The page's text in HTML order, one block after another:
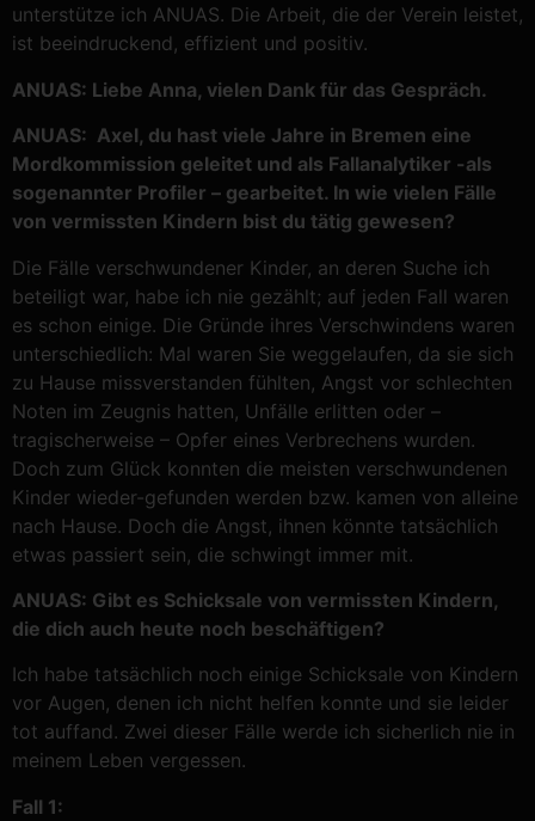
unterstütze ich ANUAS. Die Arbeit, die der Verein leistet,
ist beeindruckend, effizient und positiv.
ANUAS: Liebe Anna, vielen Dank für das Gespräch.
ANUAS: Axel, du hast viele Jahre in Bremen eine
Mordkommission geleitet und als Fallanalytiker -als
sogenannter Profiler – gearbeitet. In wie vielen Fälle
von vermissten Kindern bist du tätig gewesen?
Die Fälle verschwundener Kinder, an deren Suche ich
beteiligt war, habe ich nie gezählt; auf jeden Fall waren
es schon einige. Die Gründe ihres Verschwindens waren
unterschiedlich: Mal waren Sie weggelaufen, da sie sich
zu Hause missverstanden fühlten, Angst vor schlechten
Noten im Zeugnis hatten, Unfälle erlitten oder –
tragischerweise – Opfer eines Verbrechens wurden.
Doch zum Glück konnten die meisten verschwundenen
Kinder wieder-gefunden werden bzw. kamen von alleine
nach Hause. Doch die Angst, ihnen könnte tatsächlich
etwas passiert sein, die schwingt immer mit.
ANUAS: Gibt es Schicksale von vermissten Kindern,
die dich auch heute noch beschäftigen?
Ich habe tatsächlich noch einige Schicksale von Kindern
vor Augen, denen ich nicht helfen konnte und sie leider
tot auffand. Zwei dieser Fälle werde ich sicherlich nie in
meinem Leben vergessen.
Fall 1: